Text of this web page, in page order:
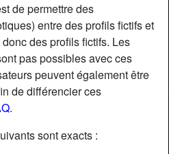
de permettre des
entre des profils fictifs et
des profils fictifs. Les
pas possibles avec ces
peuvent également être
de différencier ces
.
sont exacts :
chatDiscuter !